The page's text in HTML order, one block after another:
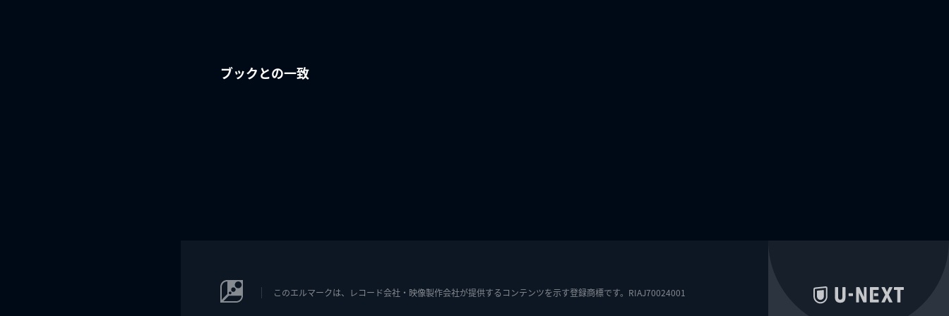
ブックとの一致
このエルマークは、レコード会社・映像製作会社が提供するコンテンツを示す登録商標です。RIAJ70024001